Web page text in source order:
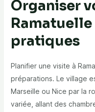
Organiser
Ramatuelle
pratiques
Planifier une visite à
préparations. Le village
Marseille ou Nice par la
variée, allant des